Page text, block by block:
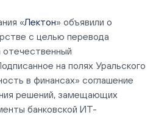
«Лектон» объявили о
с целью перевода
отечественный
на полях Уральского
в финансах» соглашение
решений, замещающих
банковской ИТ-